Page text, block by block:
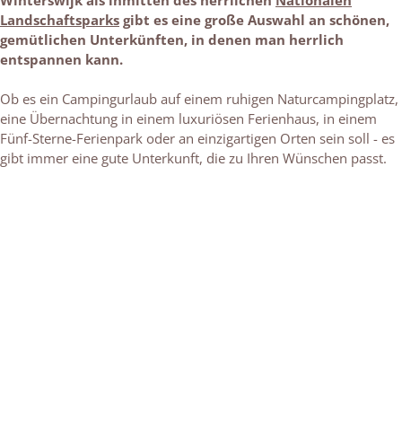
Landschaftsparks gibt es eine große Auswahl an schönen,
gemütlichen Unterkünften, in denen man herrlich
entspannen kann.
Ob es ein Campingurlaub auf einem ruhigen Naturcampingplatz,
eine Übernachtung in einem luxuriösen Ferienhaus, in einem
Fünf-Sterne-Ferienpark oder an einzigartigen Orten sein soll - es
gibt immer eine gute Unterkunft, die zu Ihren Wünschen passt.